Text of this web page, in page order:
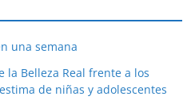
una semana
la Belleza Real frente a los
de niñas y adolescentes